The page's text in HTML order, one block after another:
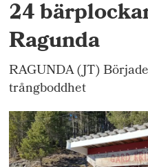
24
Ragunda
RAGUNDA (JT)
trångboddhet